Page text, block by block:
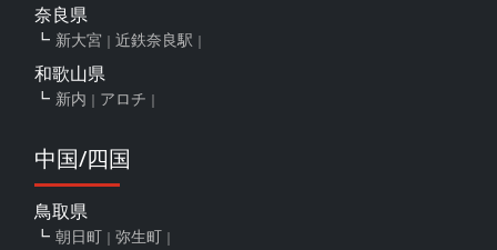
奈良県
新大宮 近鉄奈良駅
和歌山県
新内 アロチ
中国/四国
鳥取県
朝日町 弥生町